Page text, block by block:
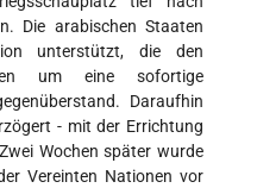
Die arabischen Staaten
unterstützt, die den
um eine sofortige
Daraufhin
- mit der Errichtung
Wochen später wurde
Vereinten Nationen vor